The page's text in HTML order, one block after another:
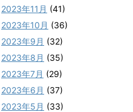
2023年11月 (41)
2023年10月 (36)
2023年9月 (32)
2023年8月 (35)
2023年7月 (29)
2023年6月 (37)
2023年5月 (33)